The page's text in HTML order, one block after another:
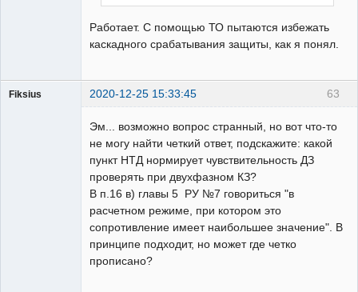
Работает. С помощью ТО пытаются избежать
каскадного срабатывания защиты, как я понял.
63
Fiksius 2020-12-25 15:33:45
Эм... возможно вопрос странный, но вот что-то
не могу найти четкий ответ, подскажите: какой
пункт НТД нормирует чувствительность ДЗ
проверять при двухфазном КЗ?
В п.16 в) главы 5 РУ №7 говориться "в
расчетном режиме, при котором это
сопротивление имеет наибольшее значение". В
принципе подходит, но может где четко
прописано?